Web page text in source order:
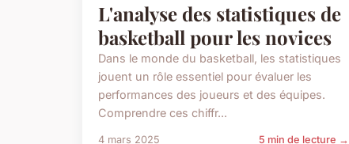
L'analyse des statistiques de
basketball pour les novices
Dans le monde du basketball, les statistiques
jouent un rôle essentiel pour évaluer les
performances des joueurs et des équipes.
Comprendre ces chiffr...
4 mars 2025 5 min de lecture →